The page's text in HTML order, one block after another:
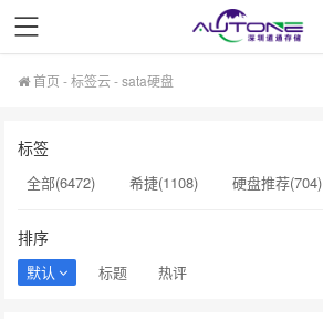
首页 -标签云- sata硬盘
标签
全部(6472) 希捷(1108)
硬盘推荐(704)
NAS硬盘(593)
希捷硬盘(553)
排序
默认 标题 热评